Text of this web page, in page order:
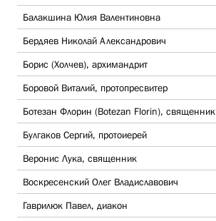
Балакшина Юлия Валентиновна
Бердяев Николай Александрович
Борис (Холчев), архимандрит
Боровой Виталий, протопресвитер
Ботезан Флорин (Botezan Florin), священник
Булгаков Сергий, протоиерей
Веронис Лука, священник
Воскресенский Олег Владиславович
Гаврилюк Павел, диакон